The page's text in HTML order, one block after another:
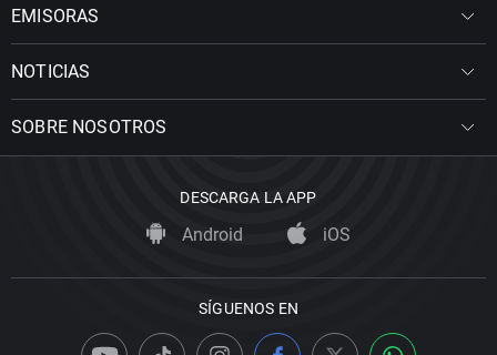
EMISORAS
NOTICIAS
SOBRE NOSOTROS
DESCARGA LA APP
Android iOS
SÍGUENOS EN